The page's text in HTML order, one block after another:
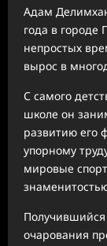
Адам
года в городе
непростых
вырос в
С самого
школе он
развитию его
упорному
мировые
Получившийся
очарования